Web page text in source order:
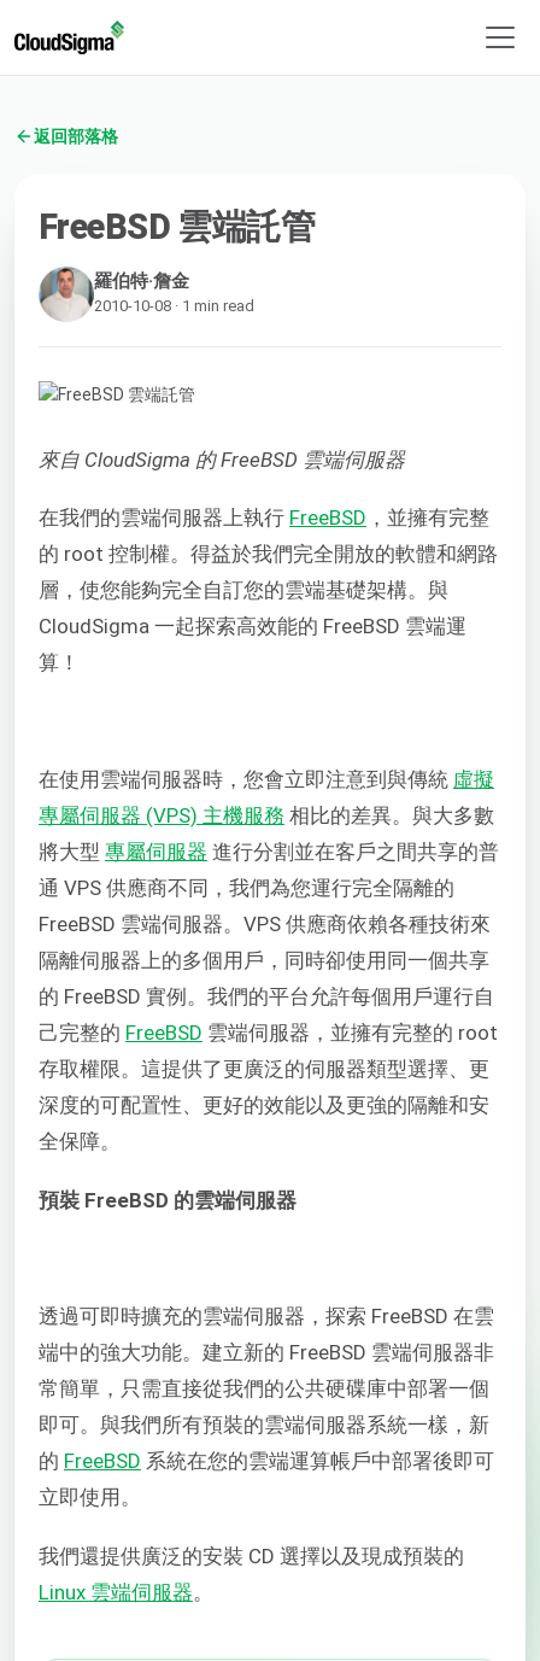
返回部落格
FreeBSD 雲端託管
羅伯特·詹金
2010-10-08 · 1 min read
來自 CloudSigma 的 FreeBSD 雲端伺服器
在我們的雲端伺服器上執行 FreeBSD ，並擁有完整
的 root 控制權。得益於我們完全開放的軟體和網路
層，使您能夠完全自訂您的雲端基礎架構。與
CloudSigma 一起探索高效能的 FreeBSD 雲端運
算！
在使用雲端伺服器時，您會立即注意到與傳統 虛擬
專屬伺服器 (VPS) 主機服務 相比的差異。與大多數
將大型 專屬伺服器 進行分割並在客戶之間共享的普
通 VPS 供應商不同，我們為您運行完全隔離的
FreeBSD 雲端伺服器。VPS 供應商依賴各種技術來
隔離伺服器上的多個用戶，同時卻使用同一個共享
的 FreeBSD 實例。我們的平台允許每個用戶運行自
己完整的 FreeBSD 雲端伺服器，並擁有完整的 root
存取權限。這提供了更廣泛的伺服器類型選擇、更
深度的可配置性、更好的效能以及更強的隔離和安
全保障。
預裝 FreeBSD 的雲端伺服器
透過可即時擴充的雲端伺服器，探索 FreeBSD 在雲
端中的強大功能。建立新的 FreeBSD 雲端伺服器非
常簡單，只需直接從我們的公共硬碟庫中部署一個
即可。與我們所有預裝的雲端伺服器系統一樣，新
的 FreeBSD 系統在您的雲端運算帳戶中部署後即可
立即使用。
我們還提供廣泛的安裝 CD 選擇以及現成預裝的
Linux 雲端伺服器。